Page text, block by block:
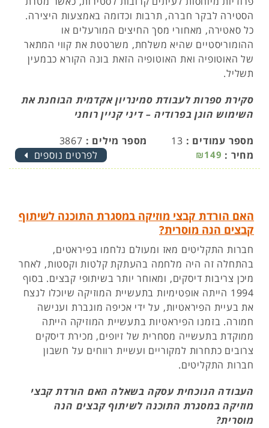
הסטירה לבקר חברה, תרבות וכדומה באמצעות היצירה.
כל סאטירה, מאחורי מסך החיצים המורעלים או
ההומוריסטיים שהיא משלחת, משרטטת את קווי המתאר
של האוטופיה ואת האוטופיה הזאת בונה הקורא כבמעין
תשליל.
סקירת ספרות לעבודת סמינריון אקדמית הבוחנת את
השימוש הוגן בפרודיה – דיני קניין רוחני
מספר עמודים : 13 מספר מילים : 3867
מחיר : ₪149 לפרטים נוספים
האם הורדת קבצי מוזיקה במסגרת התוכנה לשיתוף
קבצים הנה מוסרית?
חברות התקליטים מאז ומעולם נלחמו בפיראטים,
בהתחלה זה היה מלחמה בהעתקת קלטות וקסטות, לאחר
מיכן צריבות דיסקים, ומאוחר יותר בשיתופי קבצים. בסוף
1994 הייתה אופטימיות בתעשיית המוזיקה שיוכלו לנצח
את בעיית הפיראטיות, על ידי אכיפה מוגברת וענישה
חמורה. בזמנו הפיראטיות בתעשיית המוזיקה הייתה
ממוקדת בתעשייה מסחרית של זיופים, מכירת דיסקים
צרובים כתחרות למקוריים ועשיית רווחים על חשבון
חברות התקליטים.
העבודה הנוכחית עסקה בשאלה האם הורדת קבצי
מוזיקה במסגרת התוכנה לשיתוף קבצים הנה
מוסרית?